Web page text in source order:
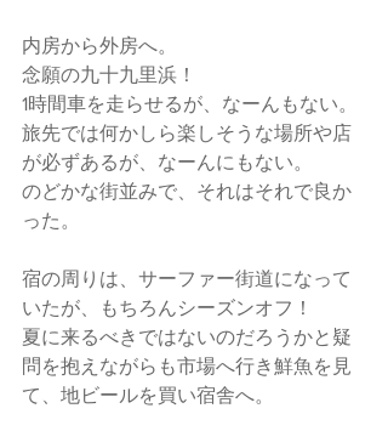
内房から外房へ。
念願の九十九里浜！
1時間車を走らせるが、なーんもない。
旅先では何かしら楽しそうな場所や店
が必ずあるが、なーんにもない。
のどかな街並みで、それはそれで良か
った。
宿の周りは、サーファー街道になって
いたが、もちろんシーズンオフ！
夏に来るべきではないのだろうかと疑
問を抱えながらも市場へ行き鮮魚を見
て、地ビールを買い宿舎へ。